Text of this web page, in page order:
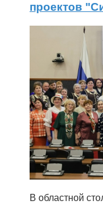
проектов
В областной